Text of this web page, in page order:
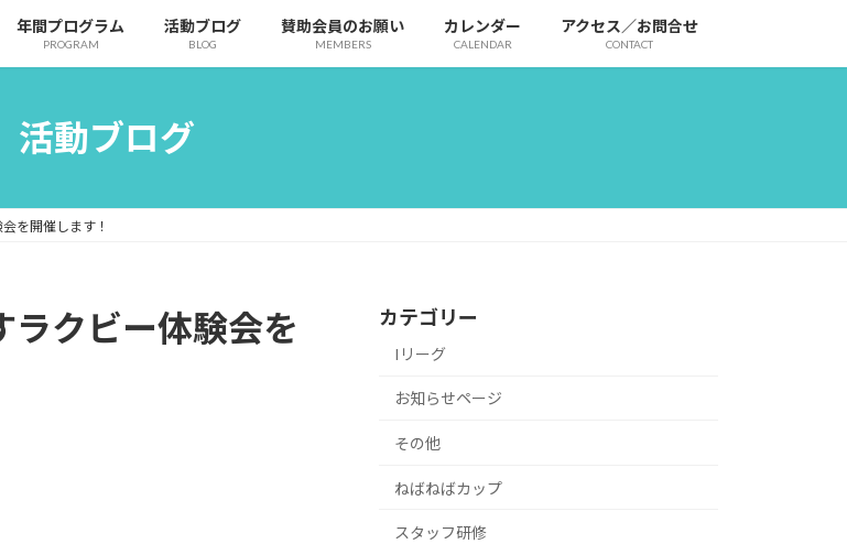
年間プログラム
PROGRAM
活動ブログ
BLOG
賛助会員のお願い
MEMBERS
カレンダー
CALENDAR
アクセス／お問合せ
CONTACT
活動ブログ
を開催します！
ラクビー体験会を
カテゴリー
Iリーグ
お知らせページ
その他
ねばねばカップ
スタッフ研修